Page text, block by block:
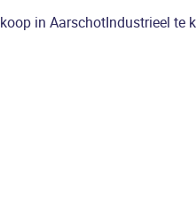
in AarschotIndustrieel te